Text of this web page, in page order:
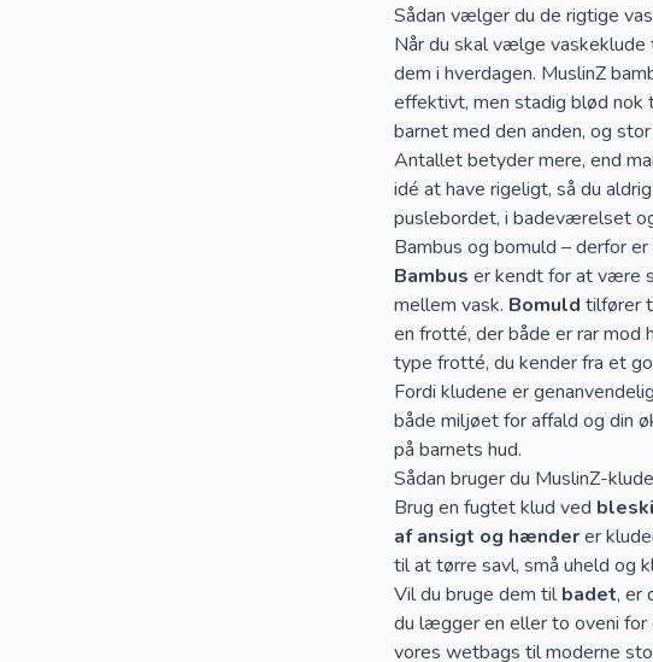
Sådan vælger du de rigtige
Når du skal vælge
dem i hverdagen. MuslinZ
effektivt, men stadig blød nok
barnet med den anden, og
Antallet betyder mere, end
idé at have rigeligt, så du
puslebordet, i badeværelset
Bambus og bomuld – derfor
Bambus er kendt for at være
mellem vask. Bomuld tilfører
en frotté, der både er rar mod
type frotté, du kender fra et
Fordi kludene er
både miljøet for affald og din
på barnets hud.
Sådan bruger du MuslinZ-
Brug en fugtet klud ved
af ansigt og hænderer
til at tørre savl, små uheld og
Vil du bruge dem tilbadet, er
du lægger en eller to oveni for
vores wetbags til moderne